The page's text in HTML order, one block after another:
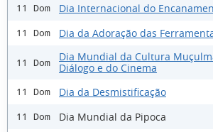
11 Dom Dia Internacional do
11 Dom Dia da Adoração das
11 Dom
Dia Mundial da Cultura
Diálogo e do Cinema
11 Dom Dia da Desmistificação
11 Dom Dia Mundial da Pipoca